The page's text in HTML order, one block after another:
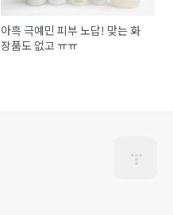
아흑 극예민 피부 노답! 맞는 화
장품도 없고 ㅠㅠ